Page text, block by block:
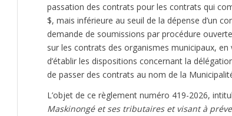
passation des contrats pour les contrats qui
$, mais inférieure au seuil de la dépense d’un
demande de soumissions par procédure
sur les contrats des organismes municipaux,
d’établir les dispositions concernant la
de passer des contrats au nom de la
L’objet de ce règlement numéro 419-2026,
Maskinongé et ses tributaires et visant à